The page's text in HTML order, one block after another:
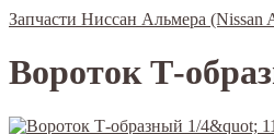
Запчасти Ниссан Альмера (Nissan
Вороток Т-